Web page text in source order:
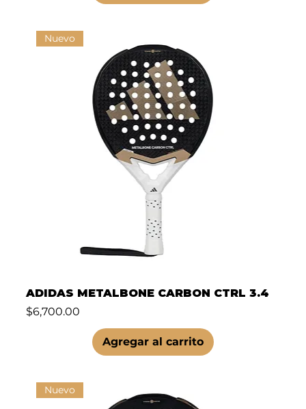
Nuevo
ADIDAS METALBONE CARBON CTRL 3.4
Precio
$6,700.00
Agregar al carrito
Nuevo